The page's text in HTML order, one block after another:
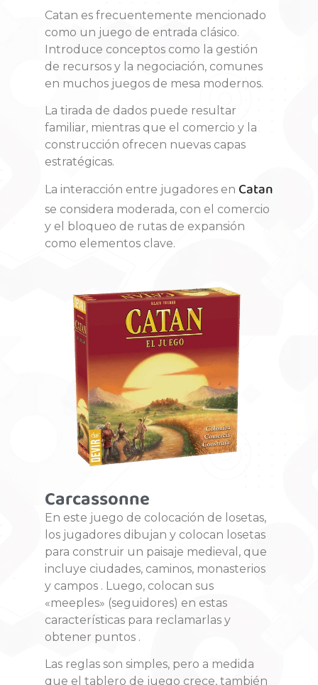
Catan es frecuentemente mencionado
como un juego de entrada clásico.
Introduce conceptos como la gestión
de recursos y la negociación, comunes
en muchos juegos de mesa modernos.
La tirada de dados puede resultar
familiar, mientras que el comercio y la
construcción ofrecen nuevas capas
estratégicas.
La interacción entre jugadores en Catan
se considera moderada, con el comercio
y el bloqueo de rutas de expansión
como elementos clave.
Carcassonne
En este juego de colocación de losetas,
los jugadores dibujan y colocan losetas
para construir un paisaje medieval, que
incluye ciudades, caminos, monasterios
y campos . Luego, colocan sus
«meeples» (seguidores) en estas
características para reclamarlas y
obtener puntos .
Las reglas son simples, pero a medida
que el tablero de juego crece, también